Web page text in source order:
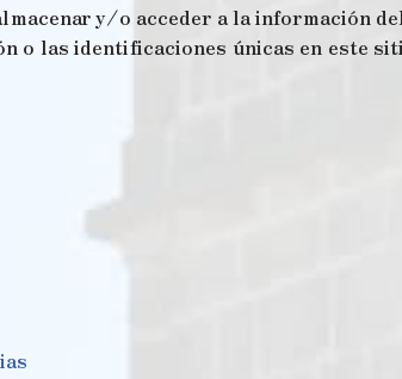
y/o acceder a la información
o las identificaciones únicas en este